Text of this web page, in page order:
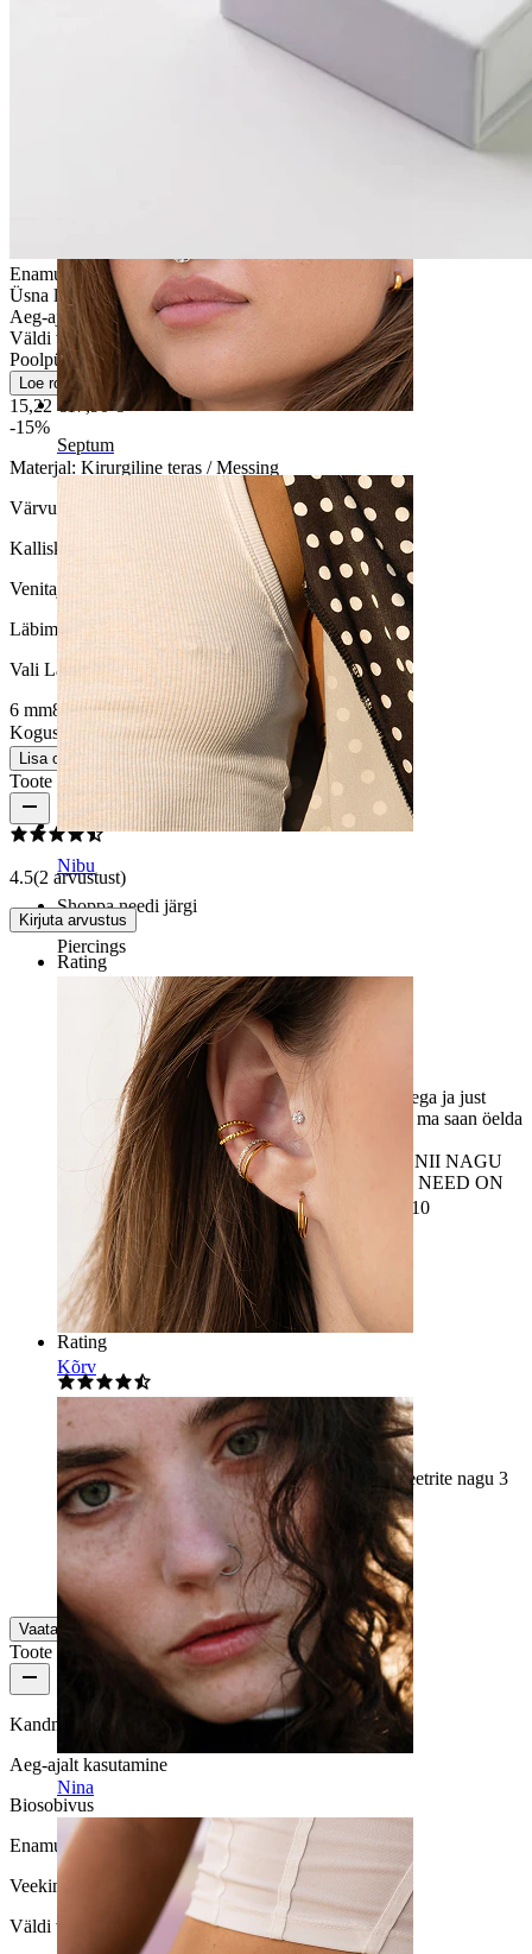
Septum
Nibu
Shoppa needi järgi
Piercings
Kõrv
Nina
Enamus nahatüüpidele
Üsna lihtne
Aeg-ajalt kasutamine
Väldi vett
Poolpüsiv
Loe rohkem
15,22 €17,90 €
-15%
Materjal: Kirurgiline teras / Messing
Värvus:
Kalliskivi värvus:
Roheline
Venitaja diameeter: 6 mm.
Läbimõõt
Vali Läbimõõt
6 mm8 mm10 mm12 mm14 mm16 mm
Kogus: 1
Muuda
Lisa ostukorvi
Toote arvustused
4.5(2 arvustust)
Kirjuta arvustus
Rating
Olen silma peal hoidnud seda paari juba aasta aega ja just
nädal aega tagasi sain võimaluse need osta ning ma saan öelda
nendest vaid seda: NEED ON SUPERBIIIIIII
MEELESOLEKUD ON JA NEED ON JUST NII NAGU
PILDIS. Ametlikult minu lemmik vilkuma paar, NEED ON
SUPERBIIIIIII ja nad on igat senti väärt ❤️ 10/10
Pucky Kinnitatud ost
Masintõlgitud Kuva algne versioon
Rating
Tunnel kuuga
Kaunis tunnel, kuid on tüütav, et väikeste diameetrite nagu 3
või 4 jaoks pole nii ilusat!!!
Sandy.rh@hotmail.fr Kinnitatud ost
Masintõlgitud Kuva algne versioon
Vaata lisaks
Toote kvaliteet
Kandmissagedus
Aeg-ajalt kasutamine
Biosobivus
Enamus nahatüüpidele
Veekindlus
Väldi vett